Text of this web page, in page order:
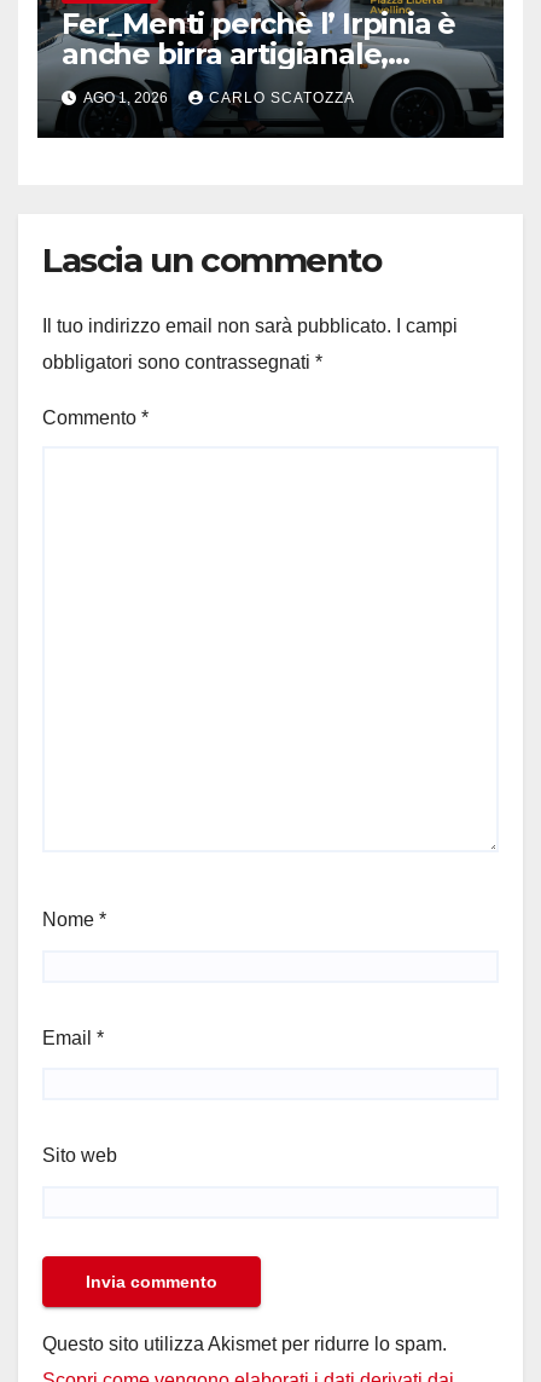
Fer_Menti perchè l’ Irpinia è
anche birra artigianale,
appuntamento ad Avellino
AGO 1, 2026 CARLO SCATOZZA
Lascia un commento
Il tuo indirizzo email non sarà pubblicato.
I campi
obbligatori sono contrassegnati *
Commento *
Nome *
Email *
Sito web
Questo sito utilizza Akismet per ridurre lo spam.